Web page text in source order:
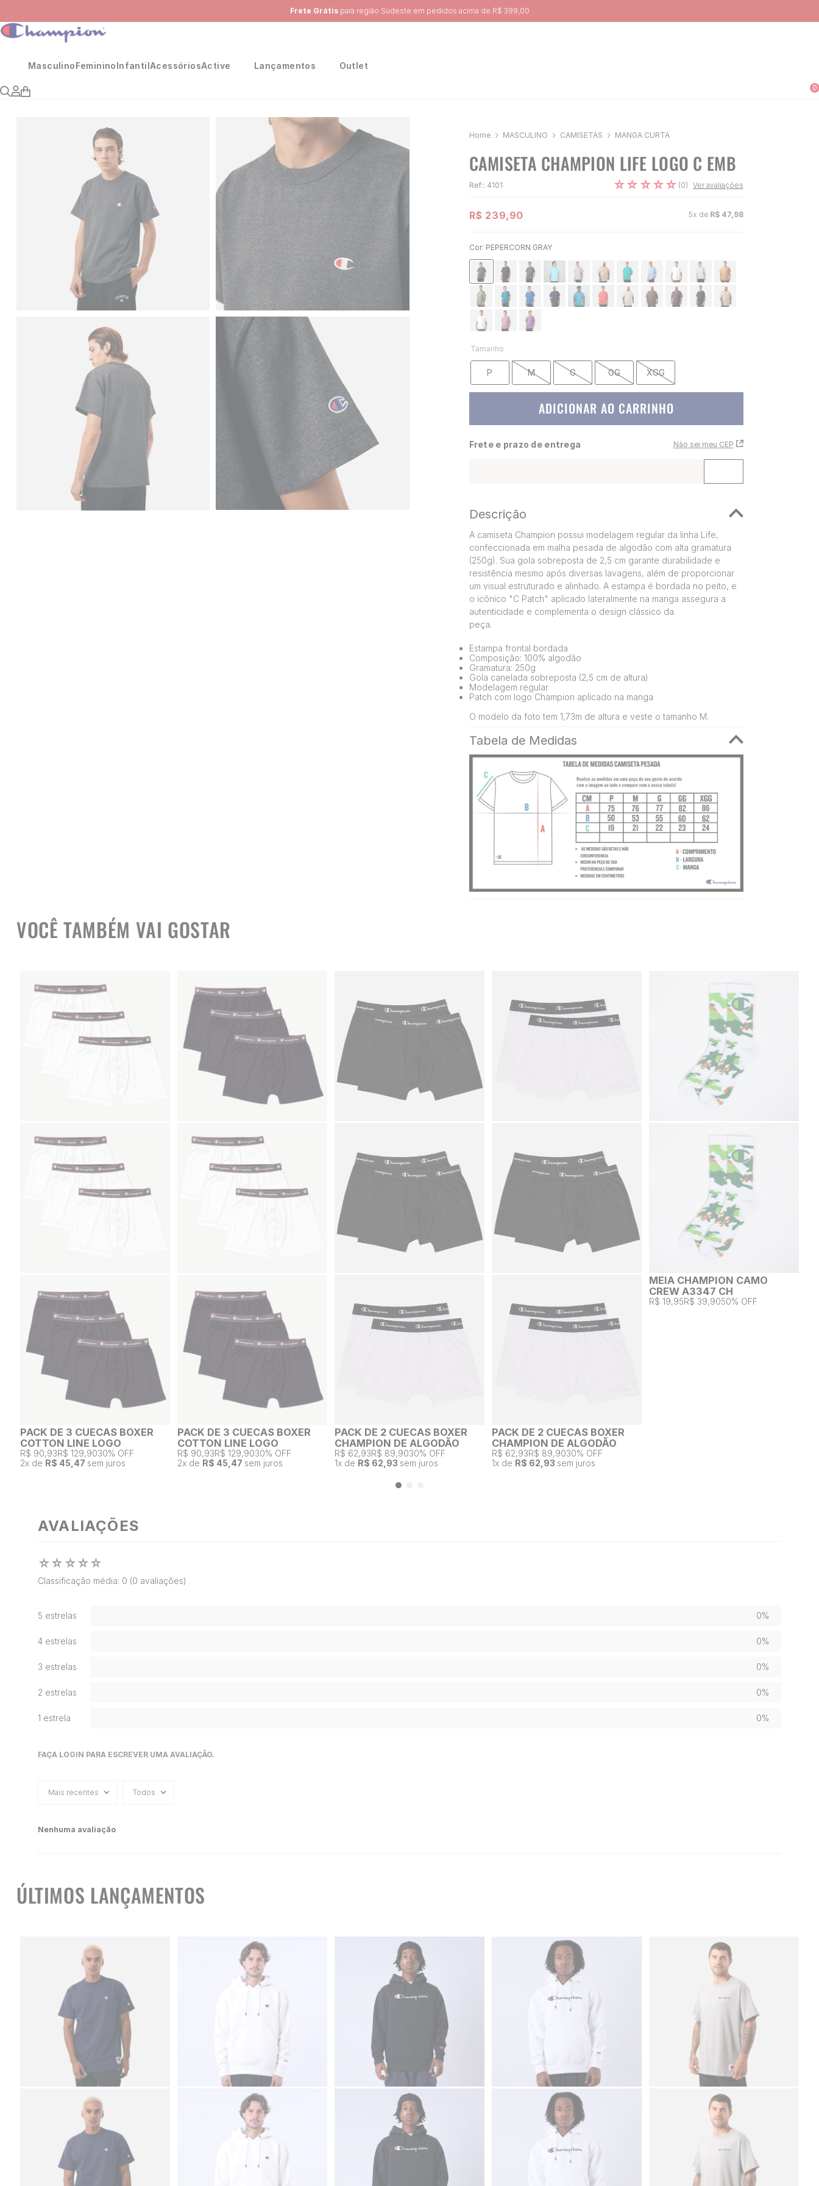
Ganhe 10% na primeira compra, utilizando o cupom: PRIMEIRA10
MasculinoFemininoInfantilAcessóriosActive Lançamentos Outlet
0
MASCULINO CAMISETAS MANGA CURTA
CAMISETA CHAMPION LIFE LOGO C EMB
Ref:: 4101 ☆☆ ☆☆☆ (0) Ver avaliações
R$ 239,90 5x de R$ 47, 98
Cor: PEPERCORN GRAY
Tamanho
P M G GG XGG
ADICIONAR AO CARRINHO
Frete e prazo de entrega Não sei meu CEP
Descrição
A camiseta Champion possui modelagem regular da linha Life,
confeccionada em malha pesada de algodão com alta gramatura
(250g). Sua gola sobreposta de 2,5 cm garante durabilidade e
resistência mesmo após diversas lavagens, além de proporcionar
um visual estruturado e alinhado. A estampa é bordada no peito, e
o icônico "C Patch" aplicado lateralmente na manga assegura a
autenticidade e complementa o design clássico da
peça.
Estampa frontal bordada
Composição: 100% algodão
Gramatura: 250g
Gola canelada sobreposta (2,5 cm de altura)
Modelagem regular
Patch com logo Champion aplicado na manga
O modelo da foto tem 1,73m de altura e veste o tamanho M.
Tabela de Medidas
VOCÊ TAMBÉM VAI GOSTAR
PACK DE 3 CUECAS BOXER
COTTON LINE LOGO
R$ 90,93R$ 129,9030% OFF
2x de R$ 45,47 sem juros
PACK DE 3 CUECAS BOXER
COTTON LINE LOGO
R$ 90,93R$ 129,9030% OFF
2x de R$ 45,47 sem juros
PACK DE 2 CUECAS BOXER
CHAMPION DE ALGODÃO
R$ 62,93R$ 89,9030% OFF
1x de R$ 62,93 sem juros
PACK DE 2 CUECAS BOXER
CHAMPION DE ALGODÃO
R$ 62,93R$ 89,9030% OFF
1x de R$ 62,93 sem juros
MEIA CHAMPION CAMO
CREW A3347 CH
R$ 19,95R$ 39,9050% OFF
AVALIAÇÕES
☆☆ ☆☆☆
Classificação média: 0 (0 avaliações)
5 estrelas 0%
4 estrelas 0%
3 estrelas 0%
2 estrelas 0%
1 estrela 0%
FAÇA LOGIN PARA ESCREVER UMA AVALIAÇÃO.
Mais recentes Todos
Nenhuma avaliação
ÚLTIMOS LANÇAMENTOS